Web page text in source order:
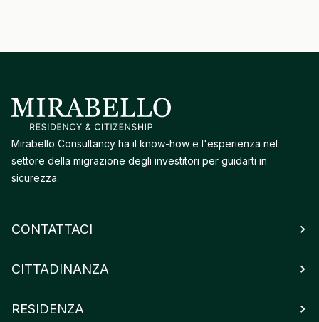
Mirabello Consultancy ha il know-how e l'esperienza nel
settore della migrazione degli investitori per guidarti in
sicurezza.
CONTATTACI
CITTADINANZA
RESIDENZA